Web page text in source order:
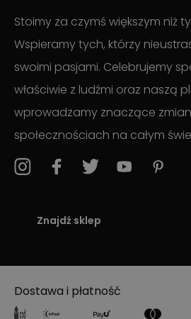
Stoimy za czymś większym niż
Wspieramy tych, którzy
swoimi pasjami. Celebrujemy
właściwie z ludźmi oraz naszą
wprowadzamy znaczące
społecznościach na całym
Znajdź sklep
Dostawa i płatność